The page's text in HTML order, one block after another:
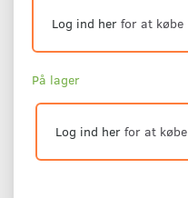
Log ind her for at købe
På lager
Log ind her for at købe